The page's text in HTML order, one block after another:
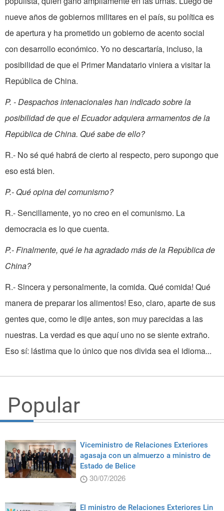
nueve años de gobiernos militares en el país, su política es
de apertura y ha prometido un gobierno de acento social
con desarrollo económico. Yo no descartaría, incluso, la
posibilidad de que el Primer Mandatario viniera a visitar la
República de China.
P. - Despachos intenacionales han indicado sobre la
posibilidad de que el Ecuador adquiera armamentos de la
República de China. Qué sabe de ello?
R.- No sé qué habrá de cierto al respecto, pero supongo que
eso está bien.
P.- Qué opina del comunismo?
R.- Sencillamente, yo no creo en el comunismo. La
democracia es lo que cuenta.
P.- Finalmente, qué le ha agradado más de la República de
China?
R.- Sincera y personalmente, la comida. Qué comida! Qué
manera de preparar los alimentos! Eso, claro, aparte de sus
gentes que, como le dije antes, son muy parecidas a las
nuestras. La verdad es que aquí uno no se siente extraño.
Eso sí: lástima que lo único que nos divida sea el idioma...
Popular
Viceministro de Relaciones Exteriores
agasaja con un almuerzo a ministro de
Estado de Belice
30/07/2026
El ministro de Relaciones Exteriores Lin